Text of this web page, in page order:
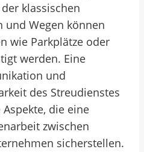
klassischen
und Wegen können
wie Parkplätze oder
werden. Eine
und
des Streudienstes
die eine
zwischen
sicherstellen.